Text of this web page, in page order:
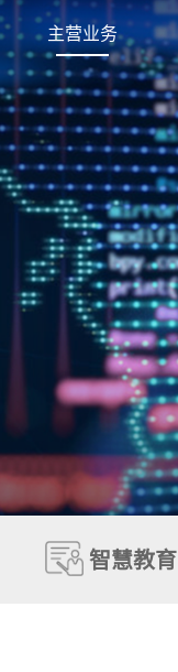
主营业务
智慧教育